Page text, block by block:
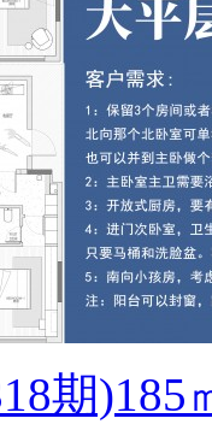
期